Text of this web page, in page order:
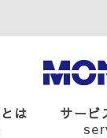
は
サービ